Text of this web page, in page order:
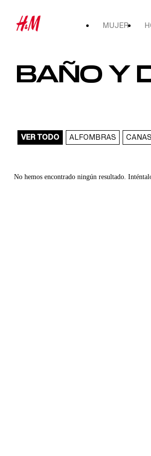
MUJER
BAÑO Y
VER TODO ALFOMBRAS
No hemos encontrado ningún resultado.